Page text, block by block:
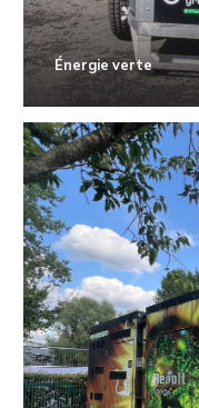
Énergie verte